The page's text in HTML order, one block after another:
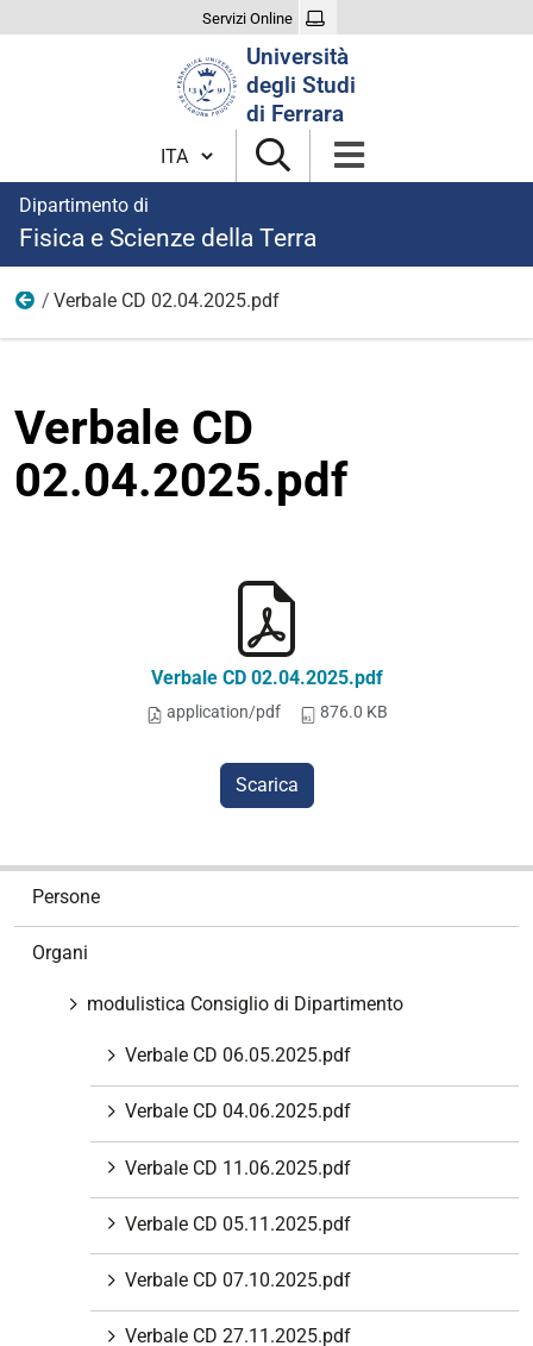
Servizi Online
Università
degli Studi
di Ferrara
Cambia lingua
Dipartimento di
Fisica e Scienze della Terra
2025
Verbale CD 02.04.2025.pdf
Verbale CD
02.04.2025.pdf
Verbale CD 02.04.2025.pdf
application/pdf 876.0 KB
Scarica
Persone
Organi
modulistica Consiglio di Dipartimento
Verbale CD 06.05.2025.pdf
Verbale CD 04.06.2025.pdf
Verbale CD 11.06.2025.pdf
Verbale CD 05.11.2025.pdf
Verbale CD 07.10.2025.pdf
Verbale CD 27.11.2025.pdf